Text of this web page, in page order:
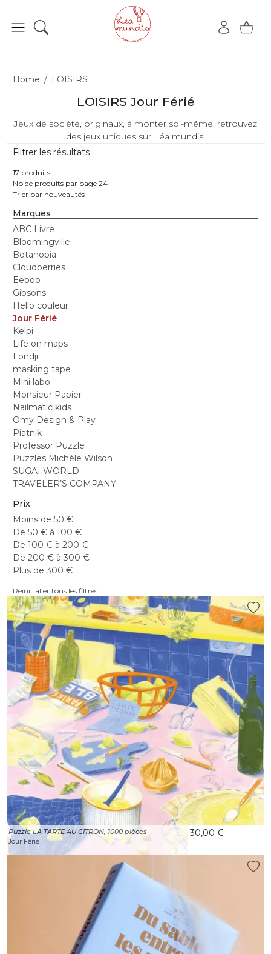
Home LOISIRS
LOISIRS Jour Férié
Jeux de société, originaux, à monter soi-même, retrouvez
des jeux uniques sur Léa mundis.
Filtrer les résultats
17 produits
Nb de produits par page 24
Trier par nouveautés
Marques
ABC Livre
Bloomingville
Botanopia
Cloudberries
Eeboo
Gibsons
Hello couleur
Jour Férié
Kelpi
Life on maps
Londji
masking tape
Mini labo
Monsieur Papier
Nailmatic kids
Omy Design & Play
Piatnik
Professor Puzzle
Puzzles Michèle Wilson
SUGAI WORLD
TRAVELER’S COMPANY
Prix
Moins de 50 €
De 50 € à 100 €
De 100 € à 200 €
De 200 € à 300 €
Plus de 300 €
Réinitialier tous les filtres
Puzzle LA TARTE AU CITRON, 1000 pièces
Jour Férié
30,00 €